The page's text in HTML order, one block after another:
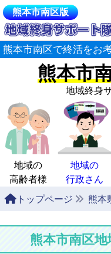
熊本市南区版
熊本市南区で終活をお
熊本市
地域終身
地域の
高齢者様
地域の
行政さん
トップページ 熊本
熊本市南区